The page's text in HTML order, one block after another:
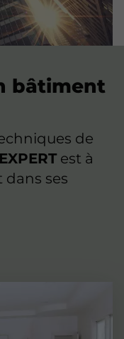
bâtiment
de
est à
dans ses